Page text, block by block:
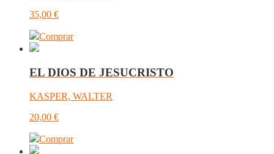
35,00 €
Comprar
EL DIOS DE JESUCRISTO
KASPER, WALTER
20,00 €
Comprar